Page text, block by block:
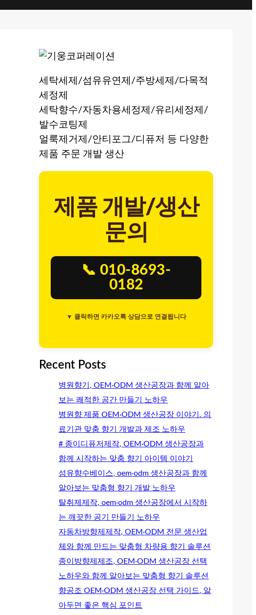
세탁세제/섬유유연제/주방세제/다목적
세정제
세탁향수/자동차용세정제/유리세정제/
발수코팅제
얼룩제거제/안티포그/디퓨저 등 다양한
제품 주문 개발 생산
제품 개발/생산
문의
📞 010-8693-
0182
▼ 클릭하면 카카오톡 상담으로 연결됩니다
Recent Posts
병원향기, OEM·ODM 생산공장과 함께 알아
보는 쾌적한 공간 만들기 노하우
병원향 제품 OEM·ODM 생산공장 이야기. 의
료기관 맞춤 향기 개발과 제조 노하우
# 종이디퓨저제작, OEM·ODM 생산공장과
함께 시작하는 맞춤 향기 아이템 이야기
섬유향수베이스, oem·odm 생산공장과 함께
알아보는 맞춤형 향기 개발 노하우
탈취제제작, oem·odm 생산공장에서 시작하
는 깨끗한 공기 만들기 노하우
자동차방향제제작, OEM·ODM 전문 생산업
체와 함께 만드는 맞춤형 차량용 향기 솔루션
종이방향제제조, OEM·ODM 생산공장 선택
노하우와 함께 알아보는 맞춤형 향기 솔루션
향공조 OEM·ODM 생산공장 선택 가이드, 알
아두면 좋은 핵심 포인트